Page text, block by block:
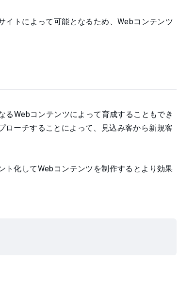
イトによって可能となるため、Webコンテンツ
Webコンテンツによって育成することもでき
ローチすることによって、見込み客から新規客
ト化してWebコンテンツを制作するとより効果